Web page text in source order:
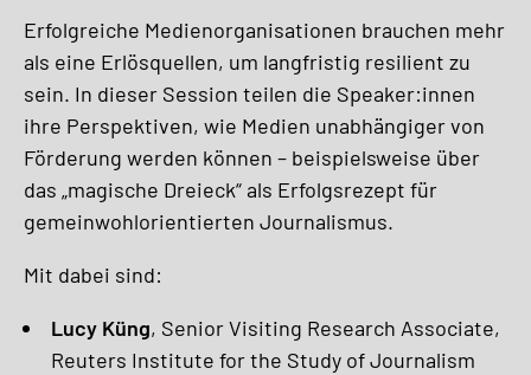
Erfolgreiche Medienorganisationen brauchen mehr
als eine Erlösquellen, um langfristig resilient zu
sein. In dieser Session teilen die Speaker:innen
ihre Perspektiven, wie Medien unabhängiger von
Förderung werden können – beispielsweise über
das „magische Dreieck“ als Erfolgsrezept für
gemeinwohlorientierten Journalismus.
Mit dabei sind:
Lucy Küng, Senior Visiting Research Associate,
Reuters Institute for the Study of Journalism